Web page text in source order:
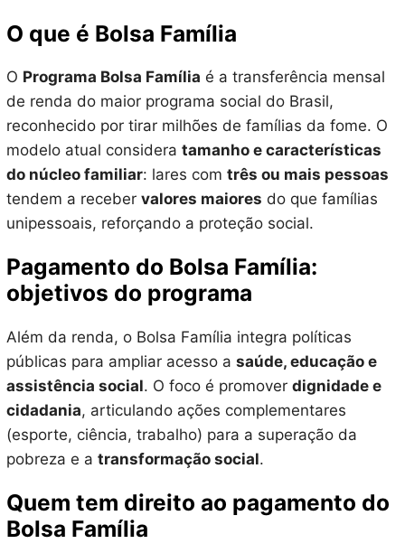
O que é Bolsa Família
O Programa Bolsa Família é a transferência mensal
de renda do maior programa social do Brasil,
reconhecido por tirar milhões de famílias da fome. O
modelo atual considera tamanho e características
do núcleo familiar: lares com três ou mais pessoas
tendem a receber valores maiores do que famílias
unipessoais, reforçando a proteção social.
Pagamento do Bolsa Família:
objetivos do programa
Além da renda, o Bolsa Família integra políticas
públicas para ampliar acesso a saúde, educação e
assistência social. O foco é promover dignidade e
cidadania, articulando ações complementares
(esporte, ciência, trabalho) para a superação da
pobreza e a transformação social.
Quem tem direito ao pagamento do
Bolsa Família